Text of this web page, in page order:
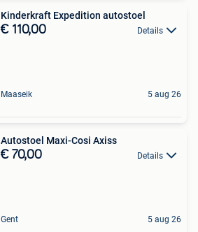
Kinderkraft Expedition autostoel
€ 110,00 Details
Maaseik 5 aug 26
Autostoel Maxi-Cosi Axiss
€ 70,00 Details
Gent 5 aug 26